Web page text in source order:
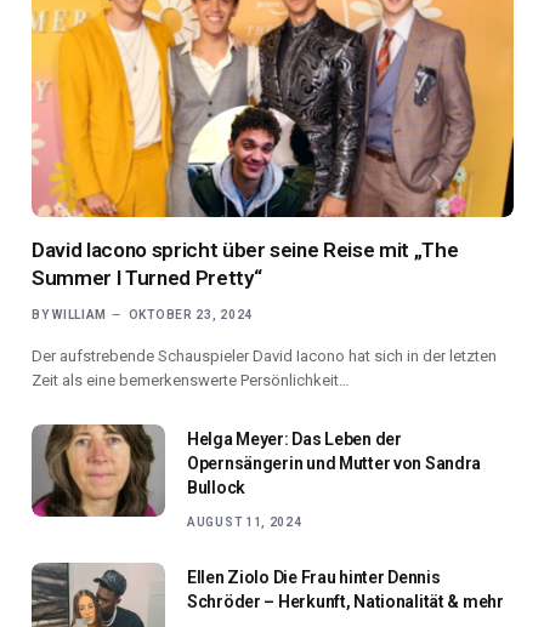
David Iacono spricht über seine Reise mit „The
Summer I Turned Pretty“
BY WILLIAM OKTOBER 23, 2024
Der aufstrebende Schauspieler David Iacono hat sich in der letzten
Zeit als eine bemerkenswerte Persönlichkeit…
Helga Meyer: Das Leben der
Opernsängerin und Mutter von Sandra
Bullock
AUGUST 11, 2024
Ellen Ziolo Die Frau hinter Dennis
Schröder – Herkunft, Nationalität & mehr